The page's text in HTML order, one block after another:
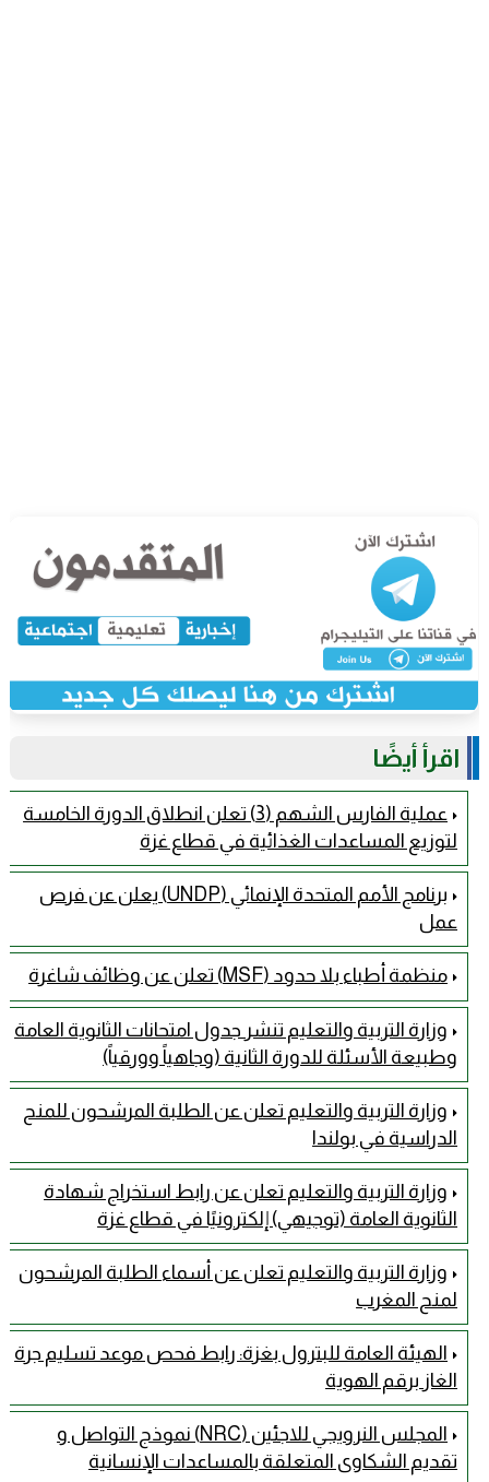
اقرأ أيضًا
عملية الفارس الشهم (3) تعلن انطلاق الدورة الخامسة
لتوزيع المساعدات الغذائية في قطاع غزة
برنامج الأمم المتحدة الإنمائي (UNDP) يعلن عن فرص
عمل
منظمة أطباء بلا حدود (MSF) تعلن عن وظائف شاغرة
وزارة التربية والتعليم تنشر جدول امتحانات الثانوية العامة
وطبيعة الأسئلة للدورة الثانية (وجاهياً وورقياً)
وزارة التربية والتعليم تعلن عن الطلبة المرشحون للمنح
الدراسية في بولندا
وزارة التربية والتعليم تعلن عن رابط استخراج شهادة
الثانوية العامة (توجيهي) إلكترونيًا في قطاع غزة
وزارة التربية والتعليم تعلن عن أسماء الطلبة المرشحون
لمنح المغرب
الهيئة العامة للبترول بغزة: رابط فحص موعد تسليم جرة
الغاز برقم الهوية
المجلس النرويجي للاجئين (NRC) نموذج التواصل و
تقديم الشكاوى المتعلقة بالمساعدات الإنسانية